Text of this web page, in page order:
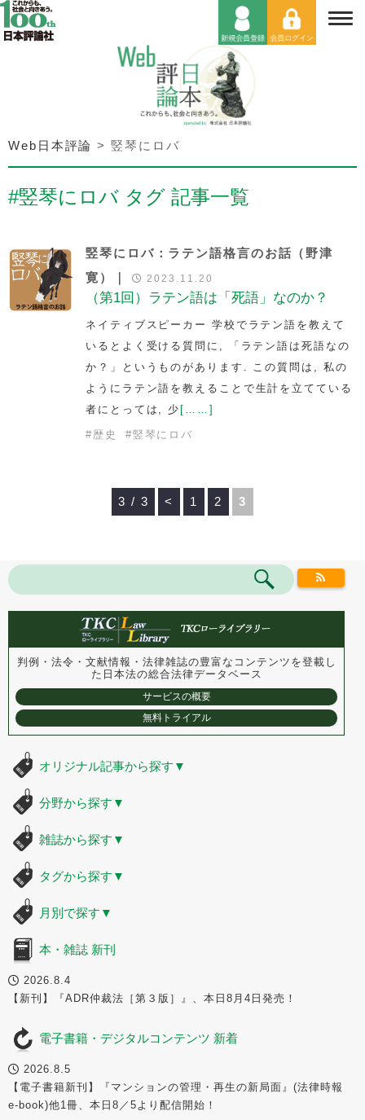
Web日本評論 >竪琴にロバ
#竪琴にロバ タグ 記事一覧
竪琴にロバ：ラテン語格言のお話（野津
寛）｜
2023.11.20
（第1回）ラテン語は「死語」なのか？
ネイティブスピーカー 学校でラテン語を教えて
いるとよく受ける質問に, 「ラテン語は死語なの
か？」というものがあります. この質問は, 私の
ようにラテン語を教えることで生計を立てている
者にとっては, 少 [……]
# 歴史 #竪琴にロバ
3 / 3 < 1 2 3
判例・法令・文献情報・法律雑誌の豊富なコンテンツを登載し
た 日本法の総合法律データベース
サービスの概要
無料トライアル
オリジナル記事から探す ▼
分野から探す ▼
雑誌から探す ▼
タグから探す ▼
月別で探す ▼
本・雑誌 新刊
2026.8.4
【新刊】『ADR仲裁法［第３版］』、本日8月4日発売！
電子書籍・デジタルコンテンツ 新着
2026.8.5
【電子書籍新刊】『マンションの管理・再生の新局面』(法律時報
e-book)他1冊、本日8／5より配信開始！